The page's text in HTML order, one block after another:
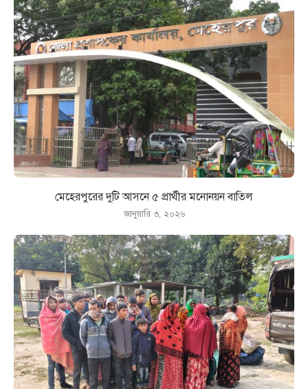
মেহেরপুরের দুটি আসনে ৫ প্রার্থীর মনোনয়ন বাতিল
জানুয়ারি ৩, ২০২৬